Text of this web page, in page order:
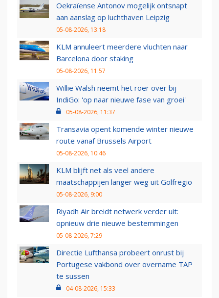
Oekraïense Antonov mogelijk ontsnapt
aan aanslag op luchthaven Leipzig
05-08-2026, 13:18
KLM annuleert meerdere vluchten naar
Barcelona door staking
05-08-2026, 11:57
Willie Walsh neemt het roer over bij
IndiGo: 'op naar nieuwe fase van groei'
05-08-2026, 11:37
Transavia opent komende winter nieuwe
route vanaf Brussels Airport
05-08-2026, 10:46
KLM blijft net als veel andere
maatschappijen langer weg uit Golfregio
05-08-2026, 9:00
Riyadh Air breidt netwerk verder uit:
opnieuw drie nieuwe bestemmingen
05-08-2026, 7:29
Directie Lufthansa probeert onrust bij
Portugese vakbond over overname TAP
te sussen
04-08-2026, 15:33